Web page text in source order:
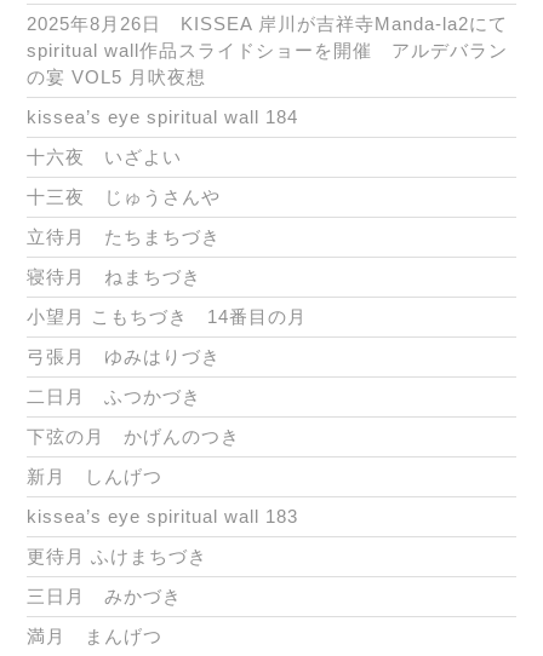
2025年8月26日 KISSEA 岸川が吉祥寺Manda-la2にて
spiritual wall作品スライドショーを開催 アルデバラン
の宴 VOL5 月吠夜想
kissea’s eye spiritual wall 184
十六夜 いざよい
十三夜 じゅうさんや
立待月 たちまちづき
寝待月 ねまちづき
小望月 こもちづき 14番目の月
弓張月 ゆみはりづき
二日月 ふつかづき
下弦の月 かげんのつき
新月 しんげつ
kissea’s eye spiritual wall 183
更待月 ふけまちづき
三日月 みかづき
満月 まんげつ